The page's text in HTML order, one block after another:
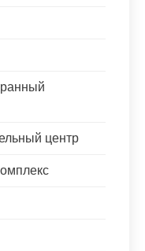
центр